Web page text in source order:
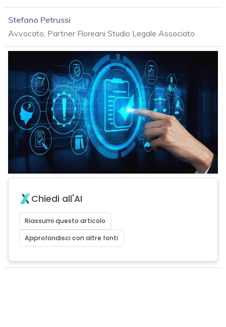
Stefano Petrussi
Avvocato, Partner Floreani Studio Legale Associato
Chiedi all'AI
Riassumi questo articolo
Approfondisci con altre fonti